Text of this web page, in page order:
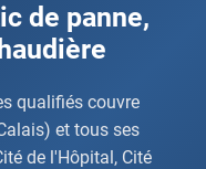
de panne,
qualifiés couvre
et tous ses
de l'Hôpital, Cité